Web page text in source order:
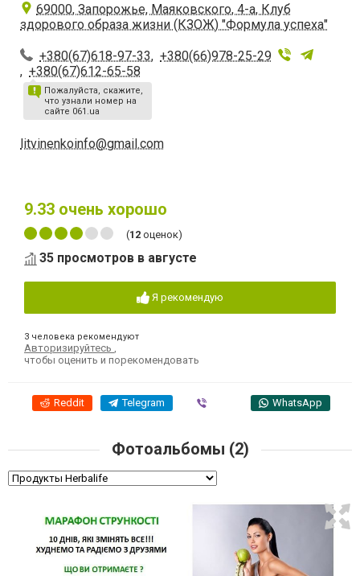
69000, Запорожье, Маяковского, 4-а, Клуб
здорового образа жизни (КЗОЖ) "Формула успеха"
+380(67)618-97-33, +380(66)978-25-29
, +380(67)612-65-58
Пожалуйста, скажите,
что узнали номер на
сайте 061.ua
litvinenkoinfo@gmail.com
9.33 очень хорошо
(12 оценок)
35 просмотров в августе
Я рекомендую
3 человека рекомендуют
Авторизируйтесь ,
чтобы оценить и порекомендовать
Reddit Telegram WhatsApp
Фотоальбомы (2)